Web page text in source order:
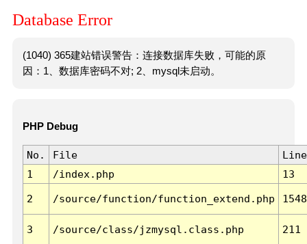
Database Error
(1040) 365建站错误警告：连接数据库失败，可能的原
因：1、数据库密码不对; 2、mysql未启动。
PHP Debug
No. File
Line
1
/index.php 13
2 /source/function/function_extend.php 1548
3 /source/class/jzmysql.class.php 211